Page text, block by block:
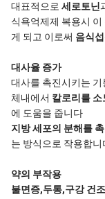
대표적으로 세로토닌
식욕억제제 복용시 이
게 되고 이로써 음식
대사율 증가
대사를 촉진시키는 기
체내에서 칼로리를 소
에 도움을 줍니다
지방 세포의 분해를 촉
는 방식으로 작용합니
약의 부작용
불면증,두통,구강 건조